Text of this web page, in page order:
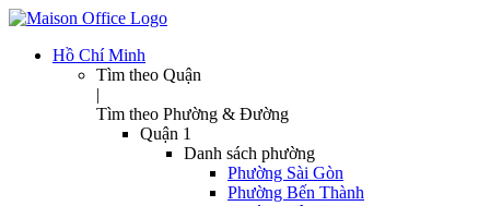
Hồ Chí Minh
Tìm theo Quận
|
Tìm theo Phường & Đường
Quận 1
Danh sách phường
Phường Sài Gòn
Phường Bến Thành